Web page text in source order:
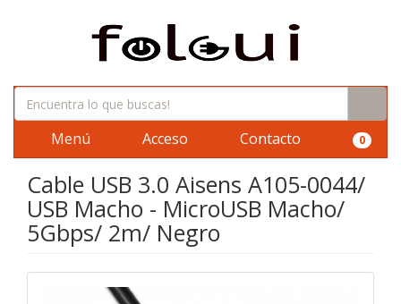
Menú Acceso Contacto 0
Cable USB 3.0 Aisens A105-0044/
USB Macho - MicroUSB Macho/
5Gbps/ 2m/ Negro